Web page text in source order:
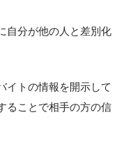
自分が他の人と差別化
イトの情報を開示して
ることで相手の方の信